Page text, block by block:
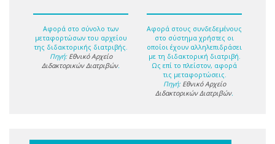
Αφορά στο σύνολο των
μεταφορτώσων του αρχείου
της διδακτορικής διατριβής.
Πηγή: Εθνικό Αρχείο
Διδακτορικών Διατριβών.
Αφορά στους συνδεδεμένους
στο σύστημα χρήστες οι
οποίοι έχουν αλληλεπιδράσει
με τη διδακτορική διατριβή.
Ως επί το πλείστον, αφορά
τις μεταφορτώσεις.
Πηγή: Εθνικό Αρχείο
Διδακτορικών Διατριβών.